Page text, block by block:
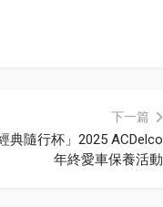
下一篇
典隨行杯」2025 ACDelco
年終愛車保養活動